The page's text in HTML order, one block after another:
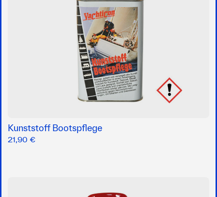
Kunststoff Bootspflege
21,90 €